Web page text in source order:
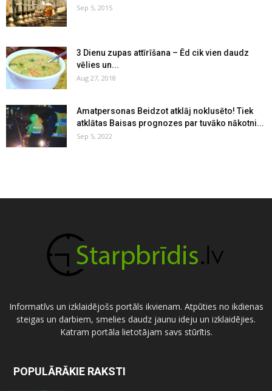
Sep 5, 2015
3 Dienu zupas attīrīšana – Ēd cik vien daudz
vēlies un...
Aug 27, 2018
Amatpersonas Beidzot atklāj noklusēto! Tiek
atklātas Baisas prognozes par tuvāko nākotni...
Sep 5, 2022
Informatīvs un izklaidējošs portāls ikvienam. Atpūties no ikdienas
steigas un darbiem, smelies daudz jaunu ideju un izklaidējies.
Katram portāla lietotājam savs stūrītis.
POPULĀRĀKIE RAKSTI